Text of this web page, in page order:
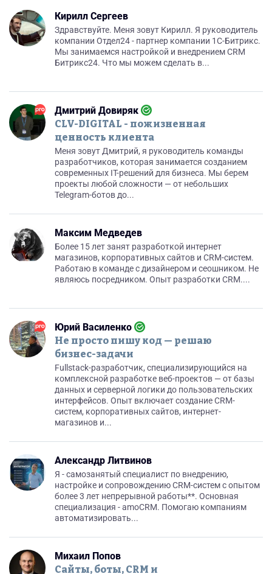
Кирилл Сергеев
Здравствуйте. Меня зовут Кирилл. Я руководитель
компании Отдел24 - партнер компании 1С-Битрикс.
Мы занимаемся настройкой и внедрением CRM
Битрикс24. Что мы можем сделать в...
Дмитрий Довиряк
CLV-DIGITAL - пожизненная
ценность клиента
Меня зовут Дмитрий, я руководитель команды
разработчиков, которая занимается созданием
современных IT-решений для бизнеса. Мы берем
проекты любой сложности — от небольших
Telegram-ботов до...
Максим Медведев
Более 15 лет занят разработкой интернет
магазинов, корпоративных сайтов и CRM-систем.
Работаю в команде с дизайнером и сеошником. Не
являюсь посредником. Опыт разработки CRM....
Юрий Василенко
Не просто пишу код — решаю
бизнес-задачи
Fullstack-разработчик, специализирующийся на
комплексной разработке веб-проектов — от базы
данных и серверной логики до пользовательских
интерфейсов. Опыт включает создание CRM-
систем, корпоративных сайтов, интернет-
магазинов и...
Александр Литвинов
Я - самозанятый специалист по внедрению,
настройке и сопровождению CRM-систем с опытом
более 3 лет непрерывной работы**. Основная
специализация - amoCRM. Помогаю компаниям
автоматизировать...
Михаил Попов
Сайты, боты, CRM и